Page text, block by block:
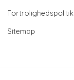
Fortrolighedspolitik
Sitemap